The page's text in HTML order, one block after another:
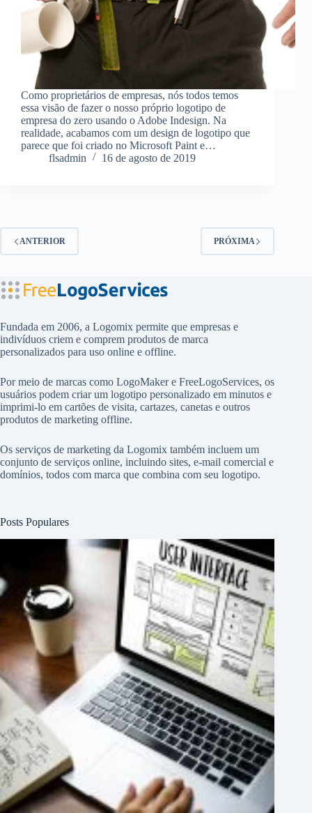
Como proprietários de empresas, nós todos temos
essa visão de fazer o nosso próprio logotipo de
empresa do zero usando o Adobe Indesign. Na
realidade, acabamos com um design de logotipo que
parece que foi criado no Microsoft Paint e…
flsadmin
16 de agosto de 2019
ANTERIOR PRÓXIMA
Fundada em 2006, a Logomix permite que empresas e
indivíduos criem e comprem produtos de marca
personalizados para uso online e offline.
Por meio de marcas como LogoMakere FreeLogoServices, os
usuários podem criar um logotipo personalizado em minutos e
imprimi-lo em cartões de visita, cartazes, canetas e outros
produtos de marketing offline.
Os serviços de marketing da Logomix também incluem um
conjunto de serviços online, incluindo sites, e-mail comercial e
domínios, todos com marca que combina com seu logotipo.
Posts Populares